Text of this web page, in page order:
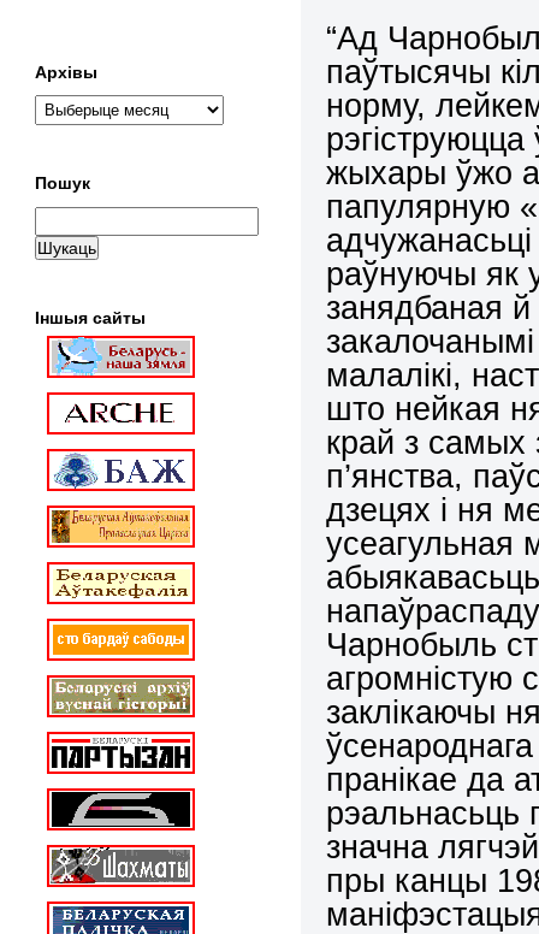
“Ад
паўтысячы
норму,
жыхары ўжо
папулярную
раўнуючы як
занядбаная
малалікі,
што нейкая
край з самых
п’янства,
дзецях і ня
усеагульная
Чарнобыль
агромністую
заклікаючы
пранікае да
рэальнасьць
значна
пры канцы
Архівы
Пошук
Іншыя сайты